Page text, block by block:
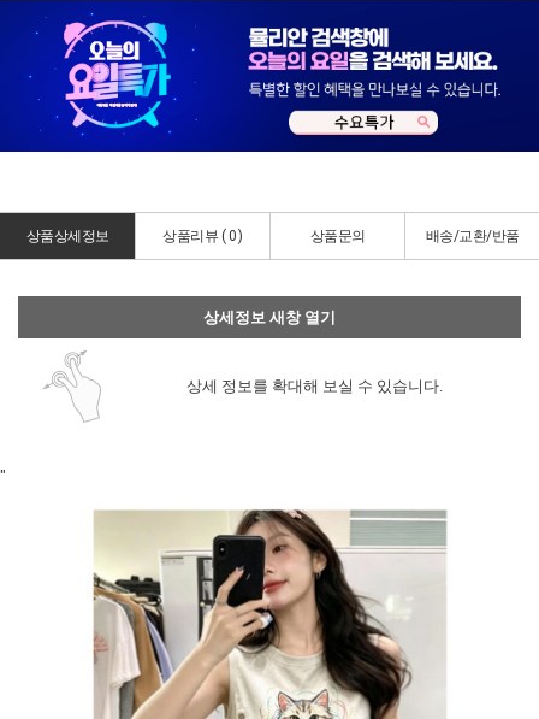
상품상세정보 상품리뷰 ( 0) 상품문의 배송/교환/반품
상세정보 새창 열기
상세 정보를 확대해 보실 수 있습니다.
"